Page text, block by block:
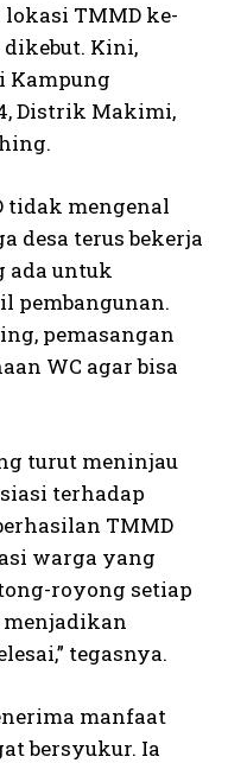
TMMD ke-
dikebut. Kini,
Kampung
Distrik Makimi,
tidak mengenal
desa terus bekerja
ada untuk
pembangunan.
pemasangan
WC agar bisa
turut meninjau
terhadap
TMMD
warga yang
royong setiap
tegasnya.
manfaat
bersyukur. Ia